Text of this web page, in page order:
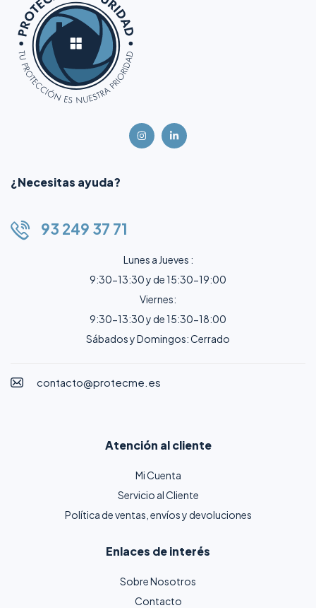
¿Necesitas ayuda?
93 249 37 71
Lunes a Jueves :
9:30-13:30 y de 15:30-19:00
Viernes:
9:30-13:30 y de 15:30-18:00
Sábados y Domingos: Cerrado
contacto@protecme.es
Atención al cliente
Mi Cuenta
Servicio al Cliente
Política de ventas, envíos y devoluciones
Enlaces de interés
Sobre Nosotros
Contacto